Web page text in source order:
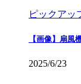
ピックアッ
【画像】扇風
2025/6/23